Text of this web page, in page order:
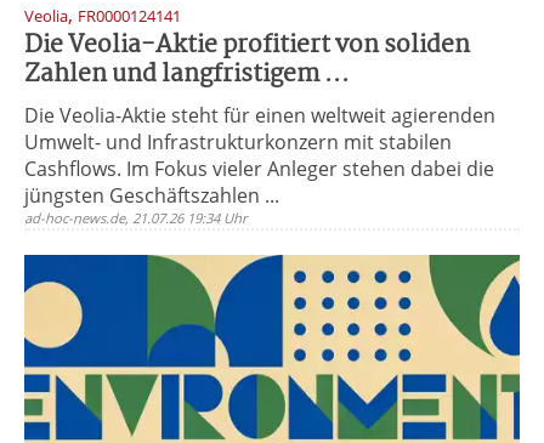
Veolia, FR0000124141
Die Veolia-Aktie profitiert von soliden
Zahlen und langfristigem ...
Die Veolia-Aktie steht für einen weltweit agierenden
Umwelt- und Infrastrukturkonzern mit stabilen
Cashflows. Im Fokus vieler Anleger stehen dabei die
jüngsten Geschäftszahlen ...
ad-hoc-news.de, 21.07.26 19:34 Uhr